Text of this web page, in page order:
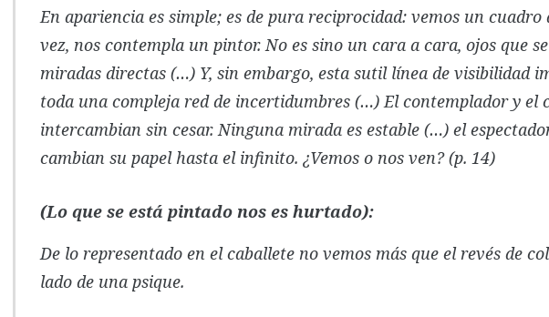
En apariencia es simple; es de pura reciprocidad: vemos un cuadro
vez, nos contempla un pintor. No es sino un cara a cara, ojos que
miradas directas (…) Y, sin embargo, esta sutil línea de visibilidad
toda una compleja red de incertidumbres (…) El contemplador y el
intercambian sin cesar. Ninguna mirada es estable (…) el
cambian su papel hasta el infinito. ¿Vemos o nos ven? (p. 14)
(Lo que se está pintado nos es hurtado):
De lo representado en el caballete no vemos más que el revés de
lado de una psique.